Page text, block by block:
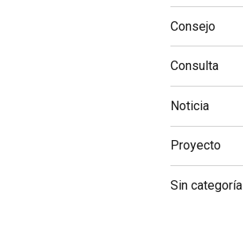
Consejo
Consulta
Noticia
Proyecto
Sin categoría